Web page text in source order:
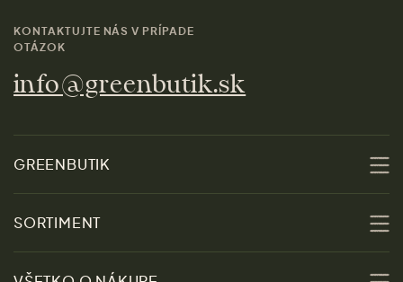
KONTAKTUJTE NÁS V PRÍPADE
OTÁZOK
info@greenbutik.sk
GREENBUTIK
Udržateľnosť
SORTIMENT
Zľavy